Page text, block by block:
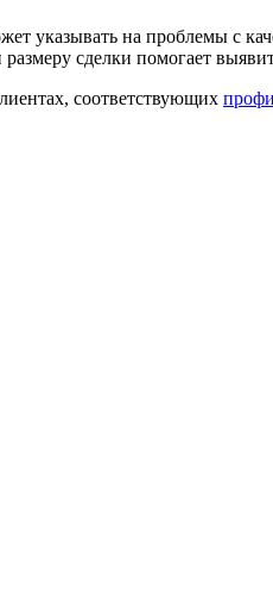
указывать на проблемы с
сделки помогает
соответствующих